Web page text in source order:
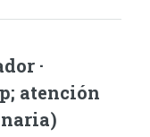
·
atención